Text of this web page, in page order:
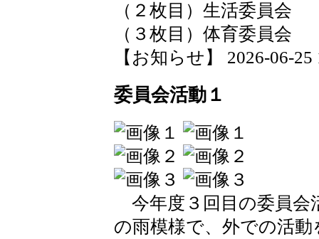
（２枚目）生活委員会
（３枚目）体育委員会
【お知らせ】 2026-06-25
委員会活動１
今年度３回目の委員会
の雨模様で、外での活